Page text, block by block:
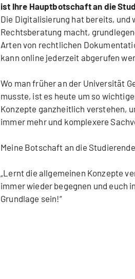
ist Ihre Hauptbotschaft an die
Die Digitalisierung hat bereits, und
Rechtsberatung macht,
Arten von rechtlichen
kann online jederzeit abgerufen
Wo man früher an der Universität
musste, ist es heute um so
Konzepte ganzheitlich verstehen,
immer mehr und komplexere
Meine Botschaft an die
„Lernt die allgemeinen Konzepte
immer wieder begegnen und euch
Grundlage sein!“